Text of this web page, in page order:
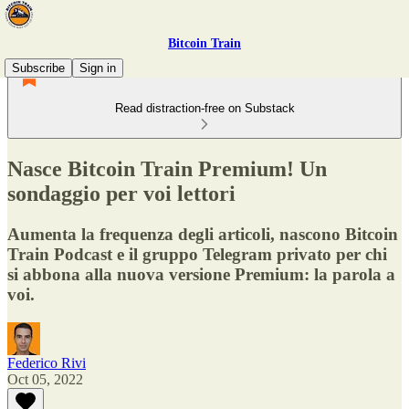
Bitcoin Train
Subscribe
Sign in
Read distraction-free on Substack
Nasce Bitcoin Train Premium! Un
sondaggio per voi lettori
Aumenta la frequenza degli articoli, nascono Bitcoin
Train Podcast e il gruppo Telegram privato per chi
si abbona alla nuova versione Premium: la parola a
voi.
Federico Rivi
Oct 05, 2022